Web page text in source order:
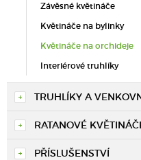
Závěsné květináče
Květináče na bylinky
Květináče na orchideje
Interiérové truhlíky
TRUHLÍKY A
RATANOVÉ
PŘÍSLUŠENSTVÍ